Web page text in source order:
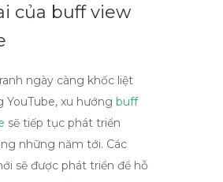
của buff view
ngày càng khốc liệt
YouTube, xu hướng buff
sẽ tiếp tục phát triển
những năm tới. Các
sẽ được phát triển để hỗ